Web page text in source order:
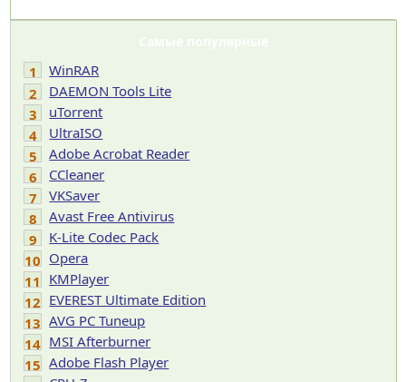
Самые популярные
1
WinRAR
2
DAEMON Tools Lite
3
uTorrent
4
UltraISO
5
Adobe Acrobat Reader
6
CCleaner
7
VKSaver
8
Avast Free Antivirus
9
K-Lite Codec Pack
10 Opera
11 KMPlayer
12 EVEREST Ultimate Edition
13 AVG PC Tuneup
14 MSI Afterburner
15 Adobe Flash Player